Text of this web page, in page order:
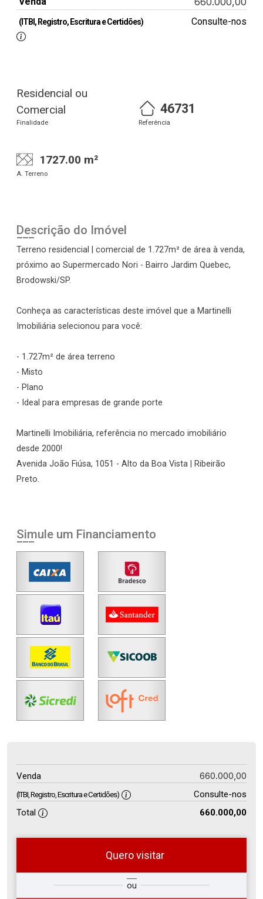
(ITBI, Registro, Escritura e Certidões) Consulte-nos
Residencial ou
Comercial
Finalidade
46731
Referência
1727.00 m²
A. Terreno
Descrição do Imóvel
Terreno residencial | comercial de 1.727m² de área à venda,
próximo ao Supermercado Nori - Bairro Jardim Quebec,
Brodowski/SP.
Conheça as características deste imóvel que a Martinelli
Imobiliária selecionou para você:
- 1.727m² de área terreno
- Misto
- Plano
- Ideal para empresas de grande porte
Martinelli Imobiliária, referência no mercado imobiliário
desde 2000!
Avenida João Fiúsa, 1051 - Alto da Boa Vista | Ribeirão
Preto.
Simule um Financiamento
Venda 660.000,00
(ITBI, Registro, Escritura e Certidões)
Consulte-nos
Total
660.000,00
Quero visitar
ou
Qual o melhor dia e horário para
você?